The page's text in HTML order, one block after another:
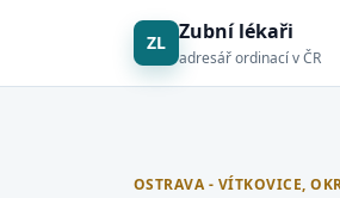
ZL Zubní lékaři
adresář ordinací v ČR
OSTRAVA - VÍTKOVICE,